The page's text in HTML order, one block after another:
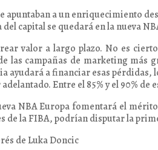
a un enriquecimiento
capital se quedará en la nueva
valor a largo plazo. No es
las campañas de marketing más
ayudará a financiar esas
Entre el 85% y el 90% de
NBA Europa fomentará el
de la FIBA, podrían disputar la
de Luka Doncic